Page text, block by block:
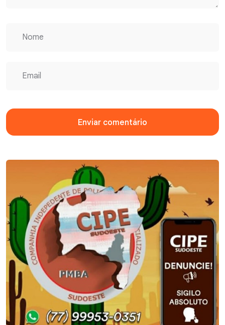
Enviar comentário